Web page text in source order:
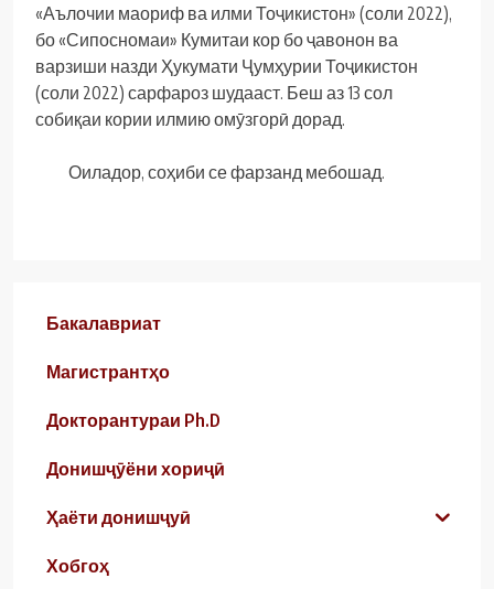
«Аълочии маориф ва илми Тоҷикистон» (соли 2022),
бо «Сипосномаи» Кумитаи кор бо ҷавонон ва
варзиши назди Ҳукумати Ҷумҳурии Тоҷикистон
(соли 2022) сарфароз шудааст. Беш аз 13 сол
собиқаи кории илмию омӯзгорӣ дорад.
Оиладор, соҳиби се фарзанд мебошад.
Бакалавриат
Магистрантҳо
Докторантураи Ph.D
Донишҷӯёни хориҷӣ
Ҳаёти донишҷуӣ
Хобгоҳ